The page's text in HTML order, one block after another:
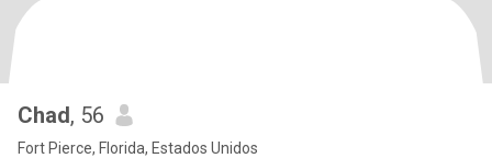
Chad, 56
Fort Pierce, Florida, Estados Unidos